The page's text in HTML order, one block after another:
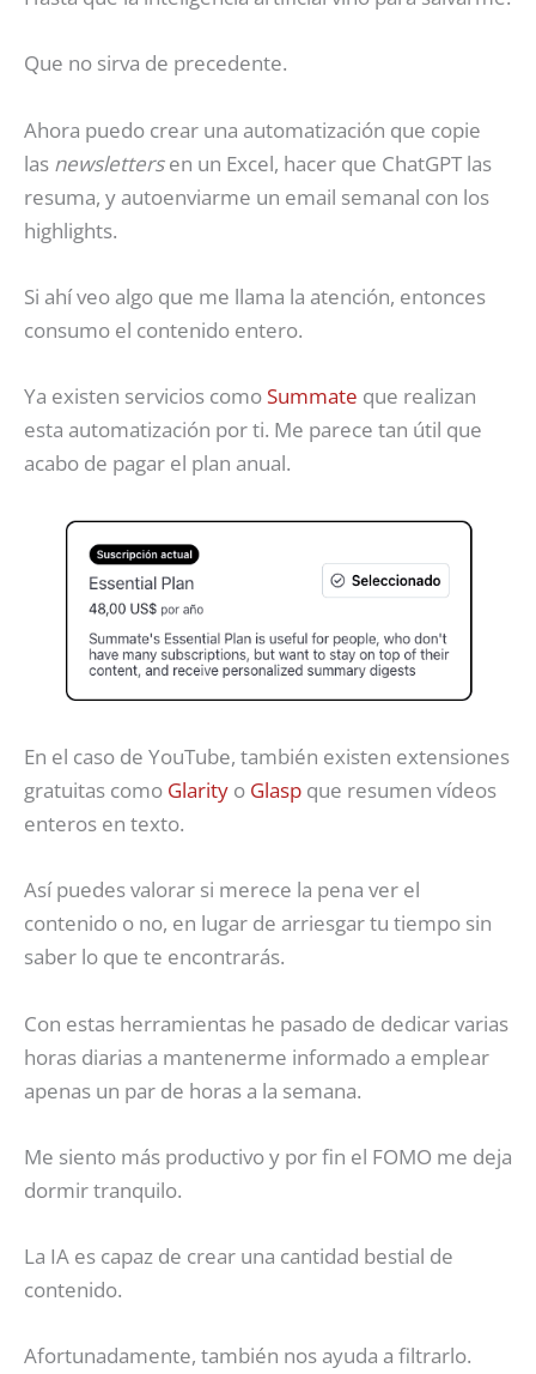
Que no sirva de precedente.
Ahora puedo crear una automatización que copie
las newslettersen un Excel, hacer que ChatGPT las
resuma, y autoenviarme un email semanal con los
highlights.
Si ahí veo algo que me llama la atención, entonces
consumo el contenido entero.
Ya existen servicios comoSummate que realizan
esta automatización por ti. Me parece tan útil que
acabo de pagar el plan anual.
En el caso de YouTube, también existen extensiones
gratuitas como Glarity o Glasp que resumen vídeos
enteros en texto.
Así puedes valorar si merece la pena ver el
contenido o no, en lugar de arriesgar tu tiempo sin
saber lo que te encontrarás.
Con estas herramientas he pasado de dedicar varias
horas diarias a mantenerme informado a emplear
apenas un par de horas a la semana.
Me siento más productivo y por fin el FOMO me deja
dormir tranquilo.
La IA es capaz de crear una cantidad bestial de
contenido.
Afortunadamente, también nos ayuda a filtrarlo.